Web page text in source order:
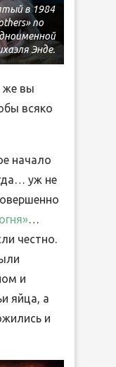
в 1984
по
Энде.
же вы
всяко
начало
уж не
…
честно.
и
яйца, а
и